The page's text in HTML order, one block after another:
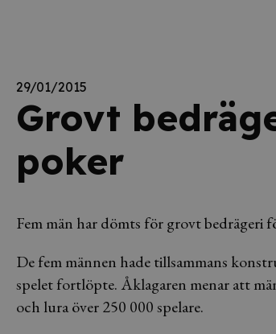
29/01/2015
Grovt
poker
Fem män har dömts för grovt bedrägeri
De fem männen hade tillsammans
spelet fortlöpte. Åklagaren menar att
och lura över 250 000 spelare.